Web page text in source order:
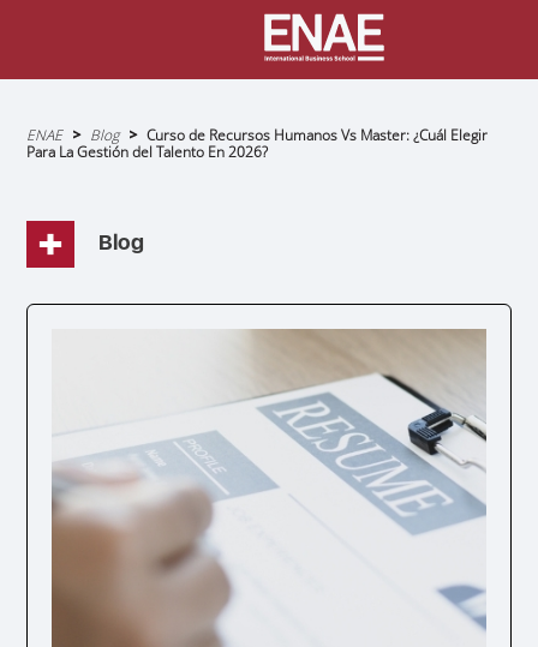
Sobrescribir
enlaces
de
navegación
ENAE Blog
Curso de Recursos Humanos Vs Master: ¿Cuál Elegir
Para La Gestión del Talento En 2026?
Blog